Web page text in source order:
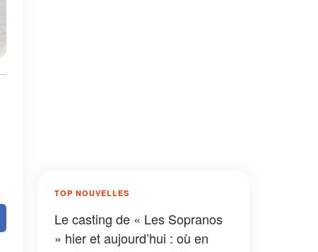
TOP NOUVELLES
Le casting de « Les Sopranos
» hier et aujourd’hui : où en